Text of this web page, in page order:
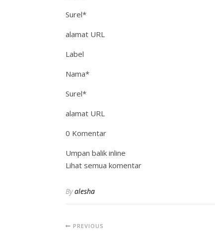
Surel*
alamat URL
Label
Nama*
Surel*
alamat URL
0 Komentar
Umpan balik inline
Lihat semua komentar
Byalesha
PREVIOUS